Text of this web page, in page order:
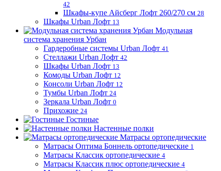
42
Шкафы-купе Айсберг Лофт 260/270 см 28
Шкафы Urban Лофт 13
Модульная
система хранения Урбан
Гардеробные системы Urban Лофт 41
Стеллажи Urban Лофт 42
Шкафы Urban Лофт 13
Комоды Urban Лофт 12
Консоли Urban Лофт 12
Тумбы Urban Лофт 24
Зеркала Urban Лофт 0
Прихожие 24
Гостиные
Настенные полки
Матрасы ортопедические
Матрасы Оптима Боннель ортопедические 1
Матрасы Классик ортопедические 4
Матрасы Классик плюс ортопедические 4